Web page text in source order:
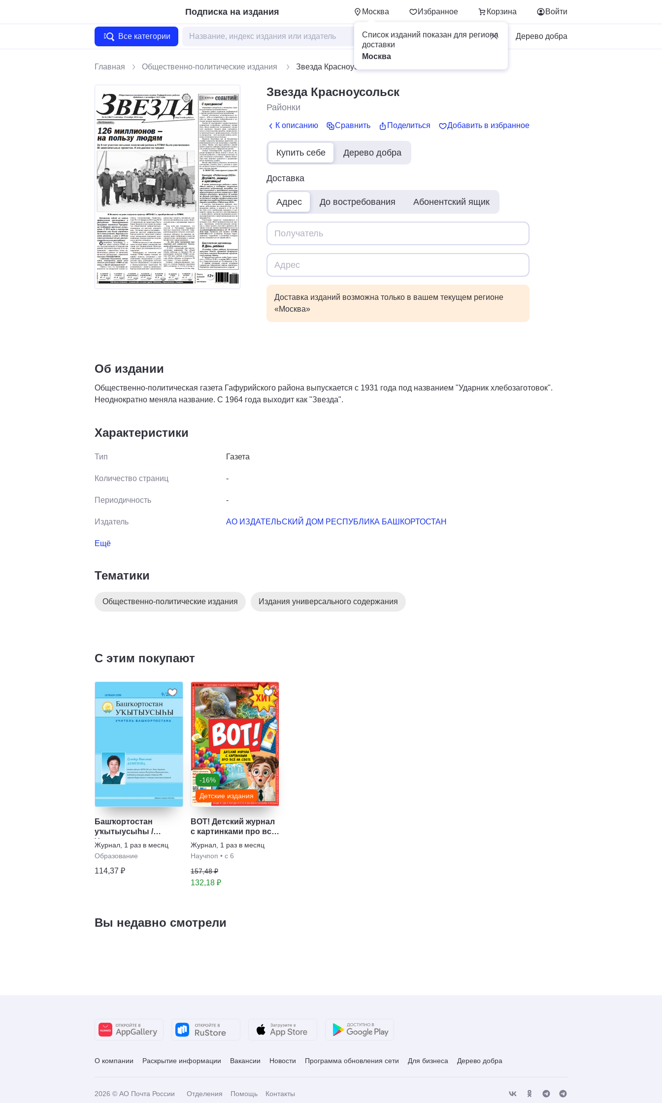
Подписка на издания Москва Избранное Корзина
Список изданий показан для региона
доставки
Москва
Войти
Все категории Для бизнеса Дерево добра
Главная Общественно-политические издания Звезда Красноусольск
Звезда Красноусольск
Районки
К описанию Сравнить Поделиться Добавить в избранное
Купить себе Дерево добра
Доставка
Адрес До востребования Абонентский ящик
Доставка изданий возможна только в вашем текущем регионе
«Москва»
Об издании
Общественно-политическая газета Гафурийского района выпускается с 1931 года под названием "Ударник хлебозаготовок".
Неоднократно меняла название. С 1964 года выходит как "Звезда".
Характеристики
Тип Газета
Количество страниц -
Периодичность -
Издатель АО ИЗДАТЕЛЬСКИЙ ДОМ РЕСПУБЛИКА БАШКОРТОСТАН
Ещё
Тематики
Общественно-политические издания Издания универсального содержания
С этим покупают
Башҡортостан
уҡытыусыhы /
Учитель
Башкортостана
Журнал 1 раз в месяц
Образование
114,37 ₽
-16%
Детские издания
ВОТ! Детский журнал
с картинками про все
на свете
Журнал 1 раз в месяц
Научпоп • с 6
157,48 ₽
132,18 ₽
Вы недавно смотрели
О компании Раскрытие информации Вакансии Новости Программа обновления сети Для бизнеса Дерево добра
2026 © АО Почта России Отделения Помощь Контакты